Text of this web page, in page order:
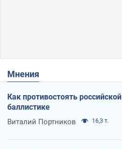
Мнения
Как противостоять российской
баллистике
Виталий Портников 16,3 т.